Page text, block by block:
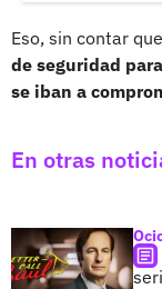
Eso, sin contar que
de seguridad
se iban a
En otras